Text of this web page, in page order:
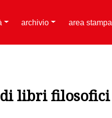
archivio area stampa
libri filosofici